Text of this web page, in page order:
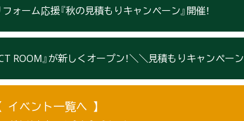
フォーム応援『秋の見積もりキャンペーン』開催！
』が新しくオープン！＼＼見積もりキャンペーン／／開催【北上】
イベント一覧へ 】